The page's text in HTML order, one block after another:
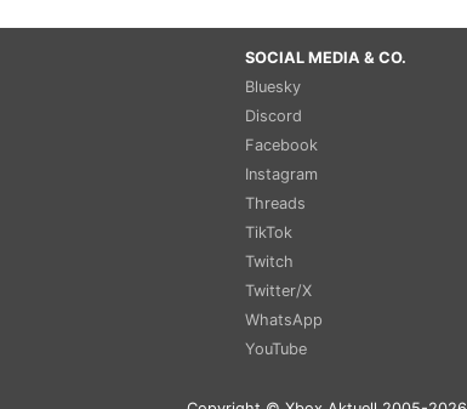
SOCIAL MEDIA & CO.
Bluesky
Discord
Facebook
Instagram
Threads
TikTok
Twitch
Twitter/X
WhatsApp
YouTube